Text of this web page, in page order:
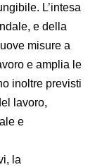
L’intesa
e della
misure a
e amplia le
inoltre previsti
lavoro,
e
la